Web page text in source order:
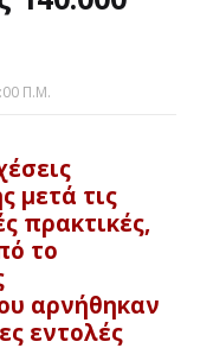
Π.μ.
μετά τις
πρακτικές,
το
αρνήθηκαν
εντολές